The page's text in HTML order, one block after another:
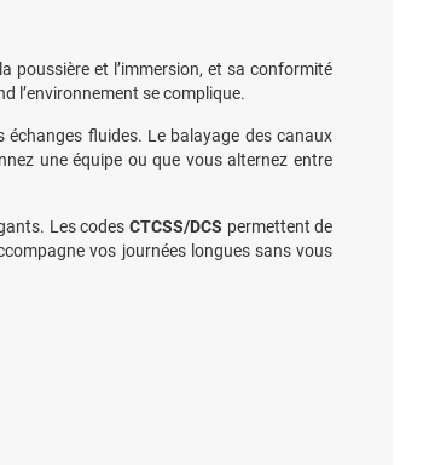
poussière et l’immersion, et sa conformité
l’environnement se complique.
échanges fluides. Le balayage des canaux
une équipe ou que vous alternez entre
Les codes CTCSS/DCS permettent de
vos journées longues sans vous